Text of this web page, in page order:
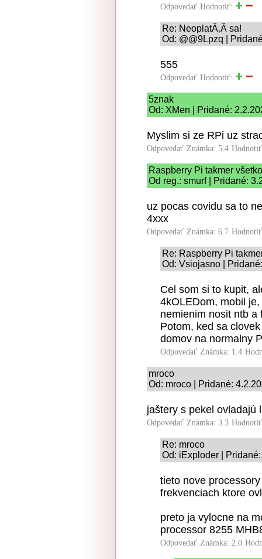
Odpovedať Hodnotiť:
Re: NeoplatÄ‚Â­ sa!
Od: @@9Lpzq |
555
Odpovedať Hodnotiť:
5znak
Od: XMen | Pridané:
Myslim si ze RPi uz
Odpovedať Známka: 5.4
Raspberry Pi takmer všetko
Od reg.: smurf | Pridané:
uz pocas covidu sa to
4xxx
Odpovedať Známka: 6.7
Re: Raspberry Pi
Od: Vsiojasno |
Cel som si to kupit,
4kOLEDom, mobil
nemienim nosit ntb a
Potom, ked sa
domov na normalny
Odpovedať Známka: 1.4
mroco
Od: mroco | Pridané:
jaštery s pekel ovladajú
Odpovedať Známka: 3.3
Re: mroco
Od: iExploder |
tieto nove
frekvenciach ktore
preto ja vylocne na
processor 8255
Odpovedať Známka: 2.0